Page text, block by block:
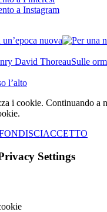
a Instagram
nuova
Sulle
l’alto
i cookie. Continuando a
ACCETTO
Settings